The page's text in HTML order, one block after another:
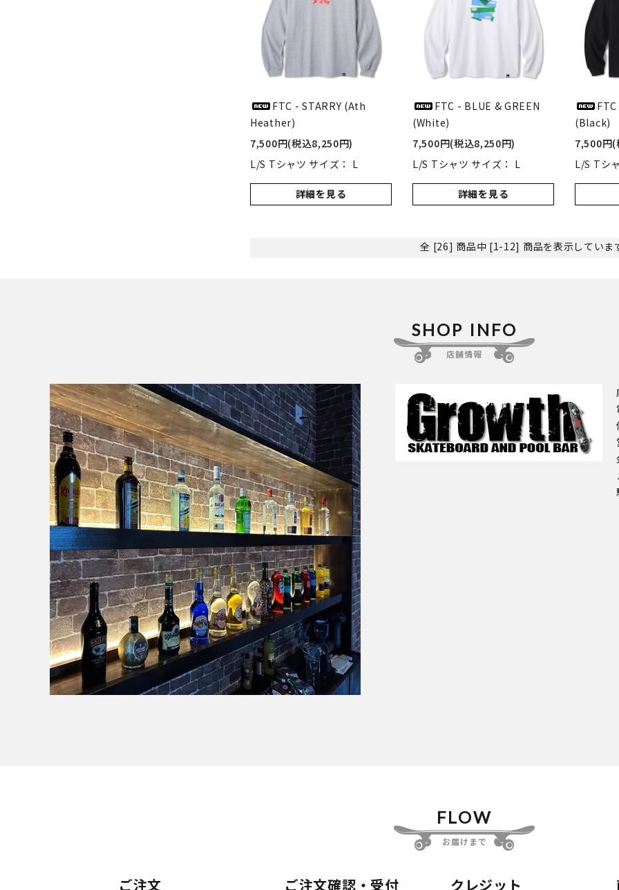
FTC - STARRY (Ath
Heather)
7,500円(税込8,250円)
L/S Tシャツ サイズ： L
詳細を見る
FTC - BLUE & GREEN
(White)
7,500円(税込8,250円)
L/S Tシャツ サイズ： L
詳細を見る
(Black)
7,500円(
L/S Tシ
全 [26] 商品中 [1-12] 商品を表示していま
SHOP INFO
店舗情報
FLOW
お届けまで
ご注文 ご注文確認・受付 クレジット